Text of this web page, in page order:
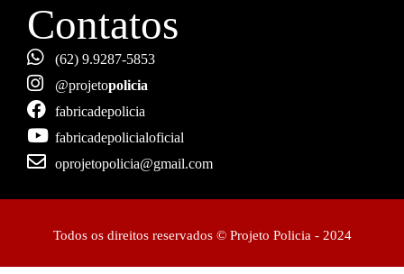
Contatos
(62) 9.9287-5853
@projetopolicia
fabricadepolicia
fabricadepolicialoficial
oprojetopolicia@gmail.com
Todos os direitos reservados © Projeto Policia - 2024